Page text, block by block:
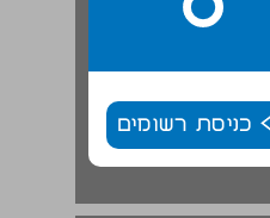
כניסת רשומים